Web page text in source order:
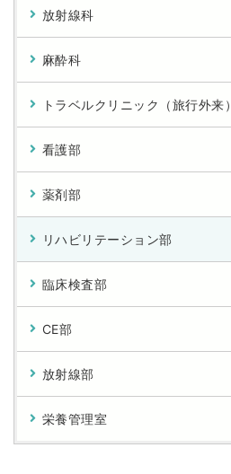
放射線科
麻酔科
トラベルクリニック（旅行外来）
看護部
薬剤部
リハビリテーション部
臨床検査部
CE部
放射線部
栄養管理室